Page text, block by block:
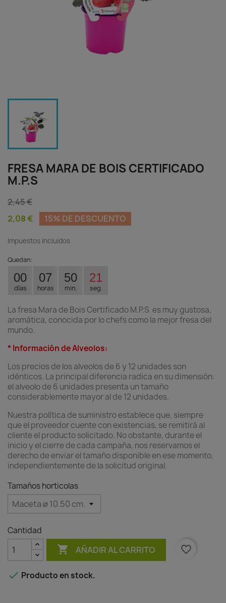
FRESA MARA DE BOIS CERTIFICADO
M.P.S
2,45 €
2,08 €
15% DE DESCUENTO
Impuestos incluidos
Quedan:
00
días
07
horas
50
min.
21
seg.
La fresa Mara de Bois Certificado M.P.S es muy gustosa,
aromática, conocida por lo chefs como la mejor fresa del
mundo.
* Información de Alveolos:
Los precios de los alveolos de 6 y 12 unidades son
idénticos. La principal diferencia radica en su dimensión:
el alveolo de 6 unidades presenta un tamaño
considerablemente mayor al de 12 unidades.
Nuestra política de suministro establece que, siempre
que el proveedor cuente con existencias, se remitirá al
cliente el producto solicitado. No obstante, durante el
inicio y el cierre de cada campaña, nos reservamos el
derecho de enviar el tamaño disponible en ese momento,
independientemente de la solicitud original.
Tamaños horticolas
Cantidad
 AÑADIR AL CARRITO favorite_border
 Producto en stock.